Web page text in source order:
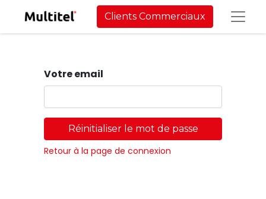
Clients Commerciaux
Votre email
Réinitialiser le mot de passe
Retour à la page de connexion